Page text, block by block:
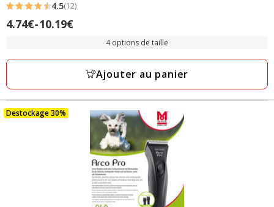
4.5
étoiles
12
4.5(12)
Prix
à
10.19€
4.74€-10.19€
4 options de taille
Ajouter au panier
Destockage 30%